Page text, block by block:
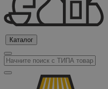
Каталог